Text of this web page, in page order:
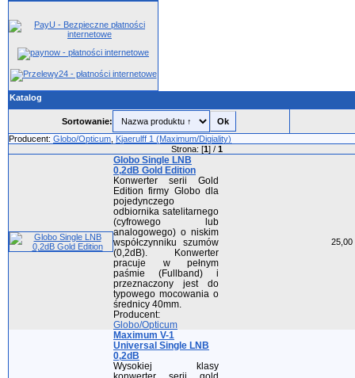
Katalog
Sortowanie:
Producent: Globo/Opticum Kjaerulff 1 (Maximum/Digiality)
Strona: [1] / 1
Globo Single LNB
0,2dB Gold Edition
Konwerter serii Gold
Edition firmy Globo dla
pojedynczego
odbiornika satelitarnego
(cyfrowego lub
analogowego) o niskim
współczynniku szumów
(0,2dB). Konwerter
pracuje w pełnym
paśmie (Fullband) i
przeznaczony jest do
typowego mocowania o
średnicy 40mm.
Producent:
Globo/Opticum
25,00
Maximum V-1
Universal Single LNB
0,2dB
Wysokiej klasy